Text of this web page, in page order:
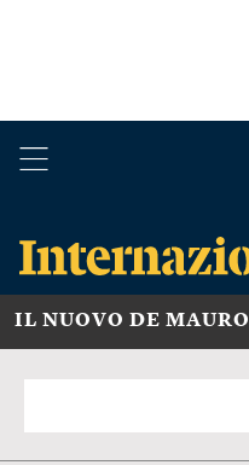
IL NUOVO DE MAURO